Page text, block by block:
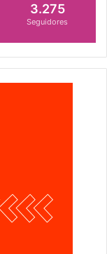
3.275
Seguidores